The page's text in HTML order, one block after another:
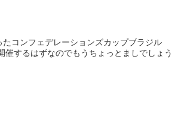
コンフェデレーションズカップブラジル
するはずなのでもうちょっとましでしょう